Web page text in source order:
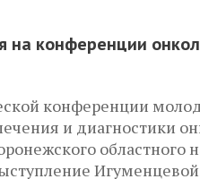
на конференции
конференции
и диагностики
областного